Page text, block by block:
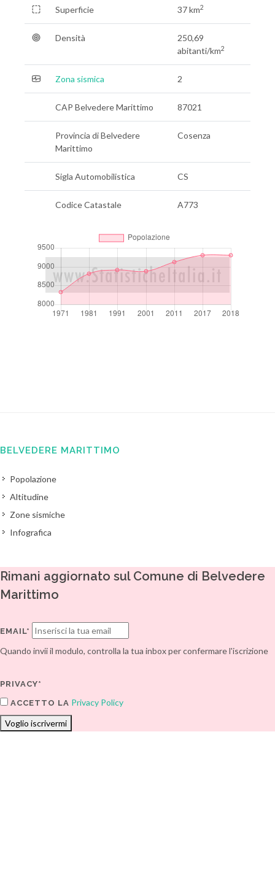
Superficie 37 km2
Densità
250,69
abitanti/km2
Zona sismica 2
CAP Belvedere Marittimo 87021
Provincia di Belvedere
Marittimo
Cosenza
Sigla Automobilistica CS
Codice Catastale A773
BELVEDERE MARITTIMO
Popolazione
Altitudine
Zone sismiche
Infografica
Rimani aggiornato sul Comune di Belvedere
Marittimo
EMAIL*
Quando invii il modulo, controlla la tua inbox per confermare l'iscrizione
PRIVACY*
ACCETTO LA Privacy Policy
Voglio iscrivermi